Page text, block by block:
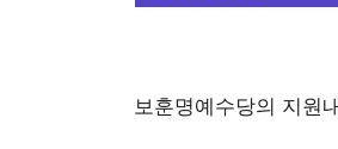
보훈명예수당의 지원